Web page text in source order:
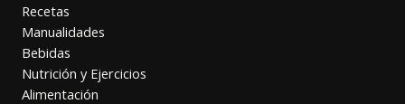
Recetas
Manualidades
Bebidas
Nutrición y Ejercicios
Alimentación